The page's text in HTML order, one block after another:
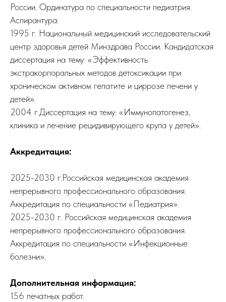
России. Ординатура по специальности педиатрия.
Аспирантура:
1995 г. Национальный медицинский исследовательский
центр здоровья детей Минздрава России. Кандидатская
диссертация на тему: «Эффективность
экстракорпоральных методов детоксикации при
хроническом активном гепатите и циррозе печени у
детей».
2004 г.Диссертация на тему: «Иммунопатогенез,
клиника и лечение рецидивирующего крупа у детей».
Аккредитация:
2025-2030 г.Российская медицинская академия
непрерывного профессионального образования.
Аккредитация по специальности «Педиатрия».
2025-2030 г. Российская медицинская академия
непрерывного профессионального образования.
Аккредитация по специальности «Инфекционные
болезни».
Дополнительная информация:
156 печатных работ.